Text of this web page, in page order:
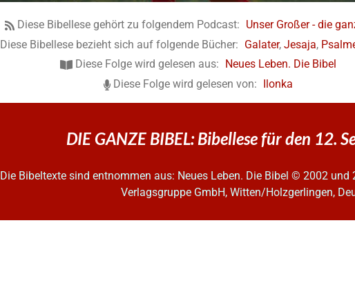
Diese Bibellese gehört zu folgendem Podcast: Unser Großer - die
Diese Bibellese bezieht sich auf folgende Bücher: Galater, Jesaja,
Diese Folge wird gelesen aus:
Neues Leben. Die Bibel
Diese Folge wird gelesen von:
Ilonka
DIE GANZE BIBEL: Bibellese für den 12.
Die Bibeltexte sind entnommen aus: Neues Leben. Die Bibel © 2002 und
Verlagsgruppe GmbH, Witten/Holzgerlingen,